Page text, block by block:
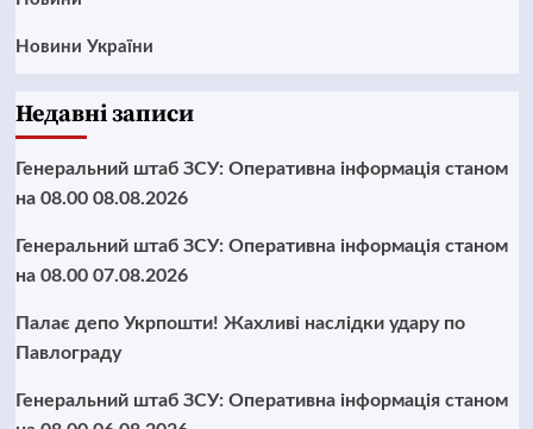
Новини України
Недавні записи
Генеральний штаб ЗСУ: Оперативна інформація станом
на 08.00 08.08.2026
Генеральний штаб ЗСУ: Оперативна інформація станом
на 08.00 07.08.2026
Палає депо Укрпошти! Жахливі наслідки удару по
Павлограду
Генеральний штаб ЗСУ: Оперативна інформація станом